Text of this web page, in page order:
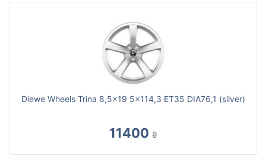
Diewe Wheels Trina 8,5x19 5x114,3 ET35 DIA76,1 (silver)
11400 ₴